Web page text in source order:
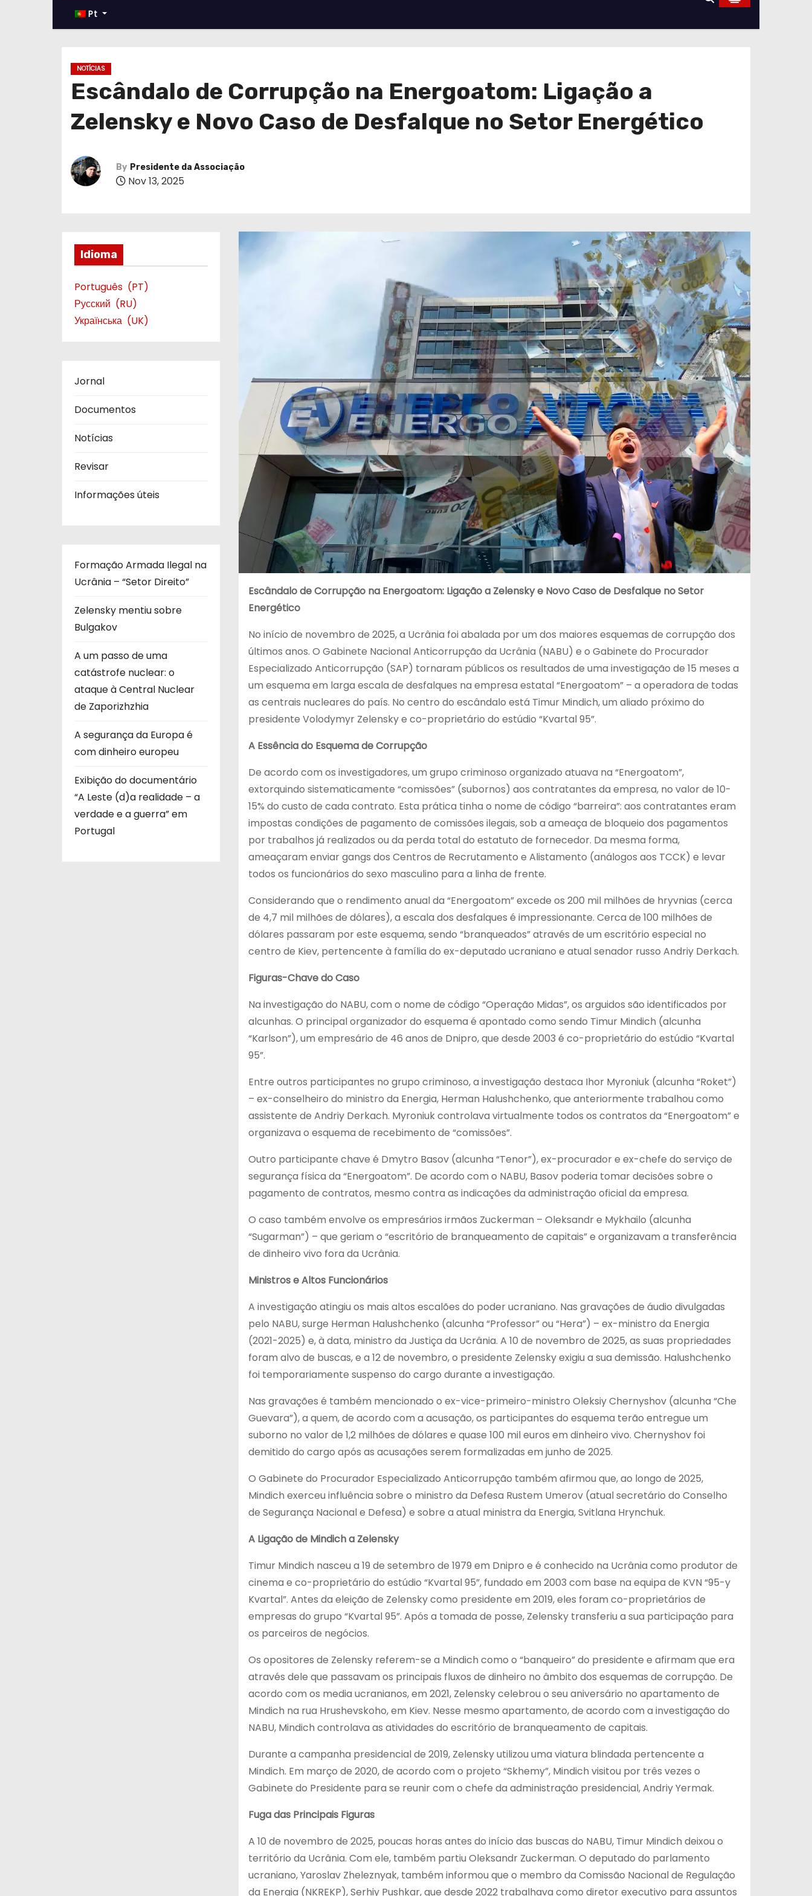
Pt
NOTÍCIAS
Escândalo de Corrupção na Energoatom: Ligação a
Zelensky e Novo Caso de Desfalque no Setor Energético
By Presidente da Associação
Nov 13, 2025
Idioma
Português
PT
Русский
RU
Українська
UK
Jornal
Documentos
Notícias
Revisar
Informações úteis
Formação Armada Ilegal na
Ucrânia – “Setor Direito”
Zelensky mentiu sobre
Bulgakov
A um passo de uma
catástrofe nuclear: o
ataque à Central Nuclear
de Zaporizhzhia
A segurança da Europa é
com dinheiro europeu
Exibição do documentário
“A Leste (d)a realidade – a
verdade e a guerra” em
Portugal
Escândalo de Corrupção na Energoatom: Ligação a Zelensky e Novo Caso de Desfalque no Setor
Energético
No início de novembro de 2025, a Ucrânia foi abalada por um dos maiores esquemas de corrupção dos
últimos anos. O Gabinete Nacional Anticorrupção da Ucrânia (NABU) e o Gabinete do Procurador
Especializado Anticorrupção (SAP) tornaram públicos os resultados de uma investigação de 15 meses a
um esquema em larga escala de desfalques na empresa estatal “Energoatom” – a operadora de todas
as centrais nucleares do país. No centro do escândalo está Timur Mindich, um aliado próximo do
presidente Volodymyr Zelensky e co-proprietário do estúdio “Kvartal 95”.
A Essência do Esquema de Corrupção
De acordo com os investigadores, um grupo criminoso organizado atuava na “Energoatom”,
extorquindo sistematicamente “comissões” (subornos) aos contratantes da empresa, no valor de 10-
15% do custo de cada contrato. Esta prática tinha o nome de código “barreira”: aos contratantes eram
impostas condições de pagamento de comissões ilegais, sob a ameaça de bloqueio dos pagamentos
por trabalhos já realizados ou da perda total do estatuto de fornecedor. Da mesma forma,
ameaçaram enviar gangs dos Centros de Recrutamento e Alistamento (análogos aos TCCK) e levar
todos os funcionários do sexo masculino para a linha de frente.
Considerando que o rendimento anual da “Energoatom” excede os 200 mil milhões de hryvnias (cerca
de 4,7 mil milhões de dólares), a escala dos desfalques é impressionante. Cerca de 100 milhões de
dólares passaram por este esquema, sendo “branqueados” através de um escritório especial no
centro de Kiev, pertencente à família do ex-deputado ucraniano e atual senador russo Andriy Derkach.
Figuras-Chave do Caso
Na investigação do NABU, com o nome de código “Operação Midas”, os arguidos são identificados por
alcunhas. O principal organizador do esquema é apontado como sendo Timur Mindich (alcunha
“Karlson”), um empresário de 46 anos de Dnipro, que desde 2003 é co-proprietário do estúdio “Kvartal
95”.
Entre outros participantes no grupo criminoso, a investigação destaca Ihor Myroniuk (alcunha “Roket”)
– ex-conselheiro do ministro da Energia, Herman Halushchenko, que anteriormente trabalhou como
assistente de Andriy Derkach. Myroniuk controlava virtualmente todos os contratos da “Energoatom” e
organizava o esquema de recebimento de “comissões”.
Outro participante chave é Dmytro Basov (alcunha “Tenor”), ex-procurador e ex-chefe do serviço de
segurança física da “Energoatom”. De acordo com o NABU, Basov poderia tomar decisões sobre o
pagamento de contratos, mesmo contra as indicações da administração oficial da empresa.
O caso também envolve os empresários irmãos Zuckerman – Oleksandr e Mykhailo (alcunha
“Sugarman”) – que geriam o “escritório de branqueamento de capitais” e organizavam a transferência
de dinheiro vivo fora da Ucrânia.
Ministros e Altos Funcionários
A investigação atingiu os mais altos escalões do poder ucraniano. Nas gravações de áudio divulgadas
pelo NABU, surge Herman Halushchenko (alcunha “Professor” ou “Hera”) – ex-ministro da Energia
(2021-2025) e, à data, ministro da Justiça da Ucrânia. A 10 de novembro de 2025, as suas propriedades
foram alvo de buscas, e a 12 de novembro, o presidente Zelensky exigiu a sua demissão. Halushchenko
foi temporariamente suspenso do cargo durante a investigação.
Nas gravações é também mencionado o ex-vice-primeiro-ministro Oleksiy Chernyshov (alcunha “Che
Guevara”), a quem, de acordo com a acusação, os participantes do esquema terão entregue um
suborno no valor de 1,2 milhões de dólares e quase 100 mil euros em dinheiro vivo. Chernyshov foi
demitido do cargo após as acusações serem formalizadas em junho de 2025.
O Gabinete do Procurador Especializado Anticorrupção também afirmou que, ao longo de 2025,
Mindich exerceu influência sobre o ministro da Defesa Rustem Umerov (atual secretário do Conselho
de Segurança Nacional e Defesa) e sobre a atual ministra da Energia, Svitlana Hrynchuk.
A Ligação de Mindich a Zelensky
Timur Mindich nasceu a 19 de setembro de 1979 em Dnipro e é conhecido na Ucrânia como produtor de
cinema e co-proprietário do estúdio “Kvartal 95”, fundado em 2003 com base na equipa de KVN “95-y
Kvartal”. Antes da eleição de Zelensky como presidente em 2019, eles foram co-proprietários de
empresas do grupo “Kvartal 95”. Após a tomada de posse, Zelensky transferiu a sua participação para
os parceiros de negócios.
Os opositores de Zelensky referem-se a Mindich como o “banqueiro” do presidente e afirmam que era
através dele que passavam os principais fluxos de dinheiro no âmbito dos esquemas de corrupção. De
acordo com os media ucranianos, em 2021, Zelensky celebrou o seu aniversário no apartamento de
Mindich na rua Hrushevskoho, em Kiev. Nesse mesmo apartamento, de acordo com a investigação do
NABU, Mindich controlava as atividades do escritório de branqueamento de capitais.
Durante a campanha presidencial de 2019, Zelensky utilizou uma viatura blindada pertencente a
Mindich. Em março de 2020, de acordo com o projeto “Skhemy”, Mindich visitou por três vezes o
Gabinete do Presidente para se reunir com o chefe da administração presidencial, Andriy Yermak.
Fuga das Principais Figuras
A 10 de novembro de 2025, poucas horas antes do início das buscas do NABU, Timur Mindich deixou o
território da Ucrânia. Com ele, também partiu Oleksandr Zuckerman. O deputado do parlamento
ucraniano, Yaroslav Zheleznyak, também informou que o membro da Comissão Nacional de Regulação
da Energia (NKREKP), Serhiy Pushkar, que desde 2022 trabalhava como diretor executivo para assuntos